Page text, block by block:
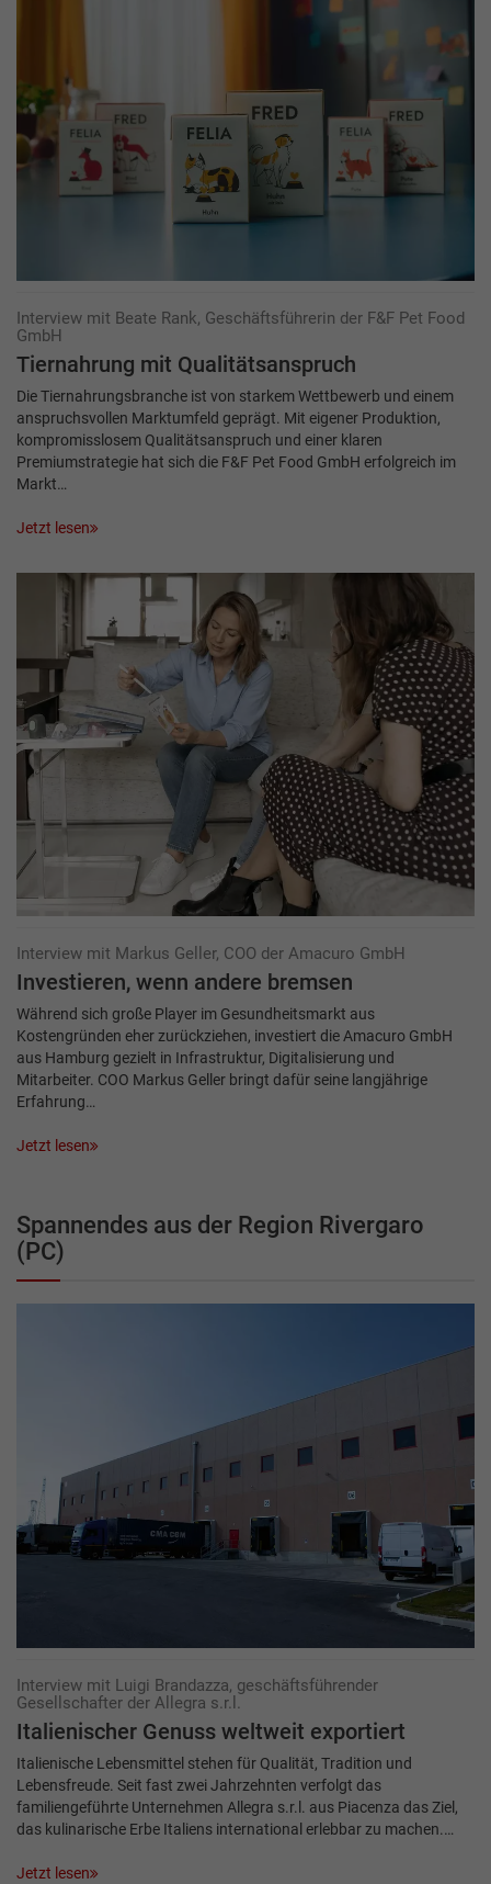
Interview mit Beate Rank, Geschäftsführerin der F&F Pet Food
GmbH
Tiernahrung mit Qualitätsanspruch
Die Tiernahrungsbranche ist von starkem Wettbewerb und einem
anspruchsvollen Markt­umfeld geprägt. Mit eigener Produktion,
kompromisslosem Qualitätsanspruch und einer klaren
Premiumstrategie hat sich die F&F Pet Food GmbH erfolgreich im
Markt…
Jetzt lesen
Interview mit Markus Geller, COO der Amacuro GmbH
Investieren, wenn andere bremsen
Während sich große Player im Gesundheitsmarkt aus
Kostengründen eher zurückziehen, investiert die Amacuro GmbH
aus Hamburg gezielt in Infrastruktur, Digitalisierung und
Mitarbeiter. COO Markus Geller bringt dafür seine langjährige
Erfahrung…
Jetzt lesen
Spannendes aus der Region Rivergaro
(PC)
Interview mit Luigi Brandazza, geschäftsführender
Gesellschafter der Allegra s.r.l.
Italienischer Genuss weltweit exportiert
Italienische Lebensmittel stehen für Qualität, Tradition und
Lebensfreude. Seit fast zwei Jahrzehnten verfolgt das
familiengeführte Unternehmen Allegra s.r.l. aus Piacenza das Ziel,
das kulinarische Erbe Italiens international erlebbar zu machen.…
Jetzt lesen